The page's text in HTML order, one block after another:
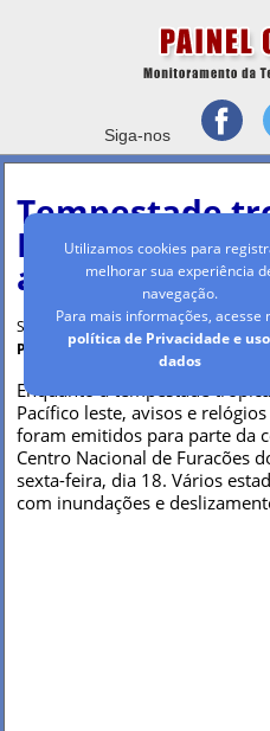
Siga-nos
Tempestade
Dolores está
atingir o
Sexta-feira, 18 jun 2021 - 14h55
Por Maria Clara Machado
Enquanto a tempestade
Pacífico leste, avisos e
foram emitidos para parte da
Centro Nacional de Furacões
sexta-feira, dia 18. Vários
com inundações e
Utilizamos cookies para
melhorar sua experiência
navegação.
Para mais informações, acesse
política de Privacidade e
dados